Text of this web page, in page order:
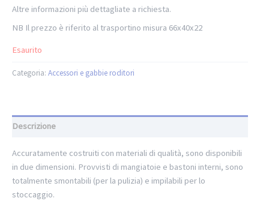
Altre informazioni più dettagliate a richiesta.
NB Il prezzo è riferito al trasportino misura 66x40x22
Esaurito
Categoria: Accessori e gabbie roditori
Descrizione
Accuratamente costruiti con materiali di qualità, sono disponibili
in due dimensioni. Provvisti di mangiatoie e bastoni interni, sono
totalmente smontabili (per la pulizia) e impilabili per lo
stoccaggio.